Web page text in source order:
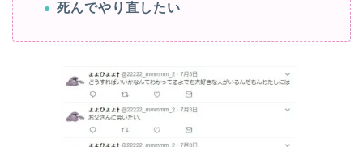
死んでやり直したい